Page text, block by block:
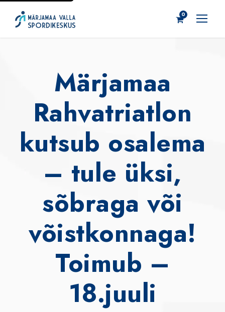
0
Märjamaa
Rahvatriatlon
kutsub osalema
– tule üksi,
sõbraga või
võistkonnaga!
Toimub –
18.juuli